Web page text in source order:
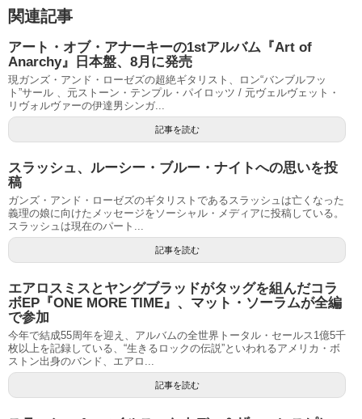
関連記事
アート・オブ・アナーキーの1stアルバム『Art of
Anarchy』日本盤、8月に発売
現ガンズ・アンド・ローゼズの超絶ギタリスト、ロン“バンブルフッ
ト”サール 、元ストーン・テンプル・パイロッツ / 元ヴェルヴェット・
リヴォルヴァーの伊達男シンガ...
記事を読む
スラッシュ、ルーシー・ブルー・ナイトへの思いを投
稿
ガンズ・アンド・ローゼズのギタリストであるスラッシュは亡くなった
義理の娘に向けたメッセージをソーシャル・メディアに投稿している。
スラッシュは現在のパート...
記事を読む
エアロスミスとヤングブラッドがタッグを組んだコラ
ボEP『ONE MORE TIME』、マット・ソーラムが全編
で参加
今年で結成55周年を迎え、アルバムの全世界トータル・セールス1億5千
枚以上を記録している、“生きるロックの伝説”といわれるアメリカ・ボ
ストン出身のバンド、エアロ...
記事を読む